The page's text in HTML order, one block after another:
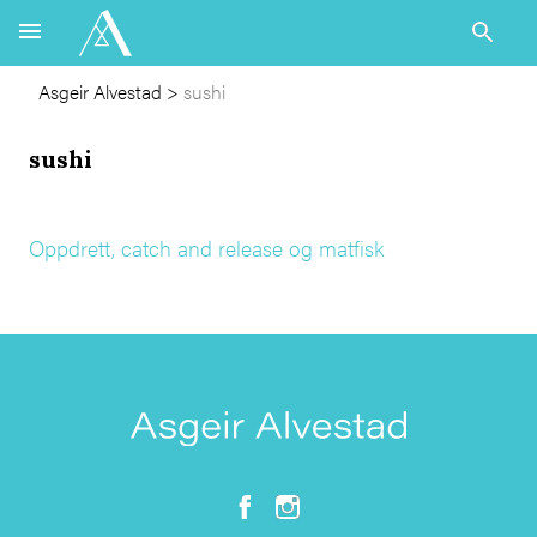
Asgeir Alvestad > sushi
sushi
Oppdrett, catch and release og matfisk